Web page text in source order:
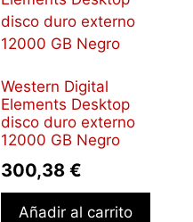
Western Digital
Elements Desktop
disco duro externo
12000 GB Negro
300,38 €
Añadir al carrito